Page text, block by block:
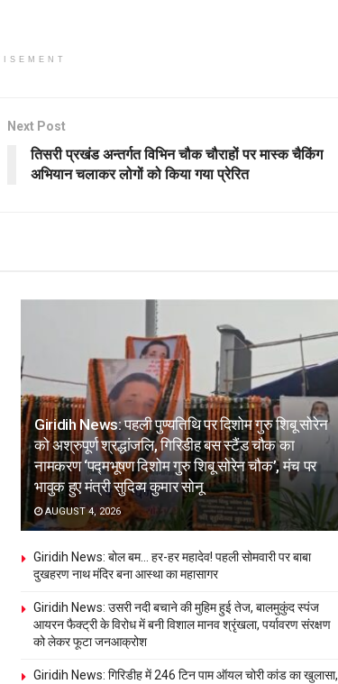
Next Post
तिसरी प्रखंड अन्तर्गत विभिन चौक चौराहों पर मास्क चैकिंग
अभियान चलाकर लोगों को किया गया प्रेरित
Giridih News: पहली पुण्यतिथि पर दिशोम गुरु शिबू सोरेन
को अश्रुपूर्ण श्रद्धांजलि, गिरिडीह बस स्टैंड चौक का
नामकरण ‘पद्मभूषण दिशोम गुरु शिबू सोरेन चौक’, मंच पर
भावुक हुए मंत्री सुदिव्य कुमार सोनू
AUGUST 4, 2026
Giridih News: बोल बम… हर-हर महादेव! पहली सोमवारी पर बाबा
दुखहरण नाथ मंदिर बना आस्था का महासागर
Giridih News: उसरी नदी बचाने की मुहिम हुई तेज, बालमुकुंद स्पंज
आयरन फैक्ट्री के विरोध में बनी विशाल मानव श्रृंखला, पर्यावरण संरक्षण
को लेकर फूटा जनआक्रोश
Giridih News: गिरिडीह में 246 टिन पाम ऑयल चोरी कांड का खुलासा,